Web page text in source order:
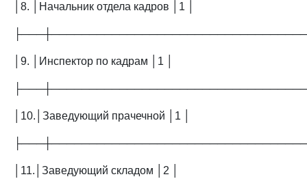
│8. │Начальник отдела кадров │1 │
│9. │Инспектор по кадрам │1 │
│10.│Заведующий прачечной │1 │
│11.│Заведующий складом │2 │